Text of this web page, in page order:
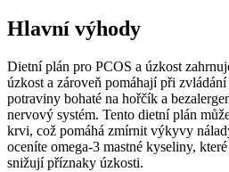
Hlavní výhody
Dietní plán pro PCOS a úzkost
úzkost a zároveň pomáhají při
potraviny bohaté na hořčík a
nervový systém. Tento dietní plán
krvi, což pomáhá zmírnit výkyvy
oceníte omega-3 mastné kyseliny,
snižují příznaky úzkosti.